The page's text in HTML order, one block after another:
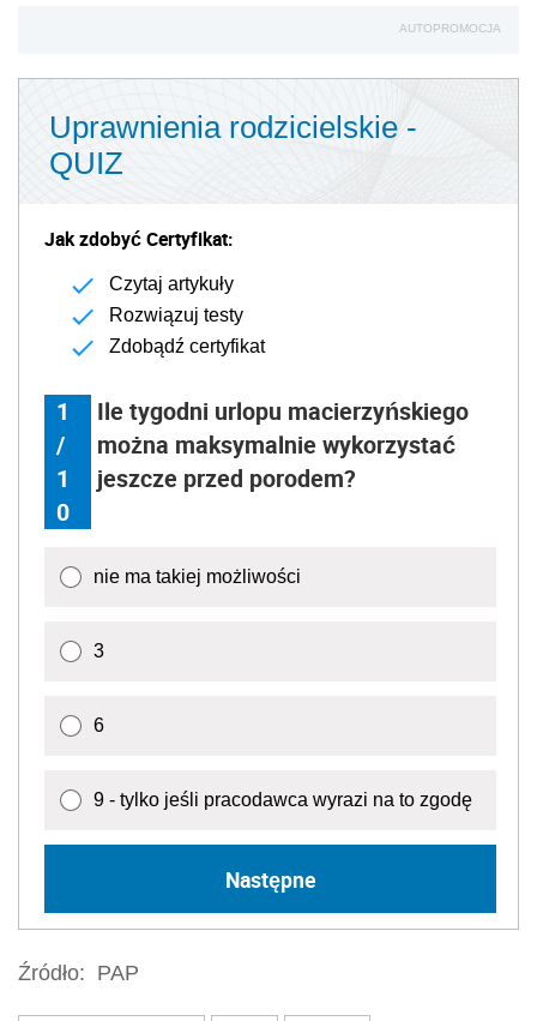
AUTOPROMOCJA
Uprawnienia rodzicielskie -
QUIZ
Jak zdobyć Certyfikat:
Czytaj artykuły
Rozwiązuj testy
Zdobądź certyfikat
1
/
1
0
Ile tygodni urlopu macierzyńskiego
można maksymalnie wykorzystać
jeszcze przed porodem?
nie ma takiej możliwości
3
6
9 - tylko jeśli pracodawca wyrazi na to zgodę
Następne
Źródło: PAP